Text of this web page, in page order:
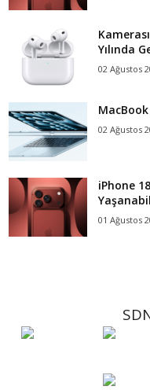
Yılında
02 Ağustos
MacBook
02 Ağustos
iPhone
01 Ağustos